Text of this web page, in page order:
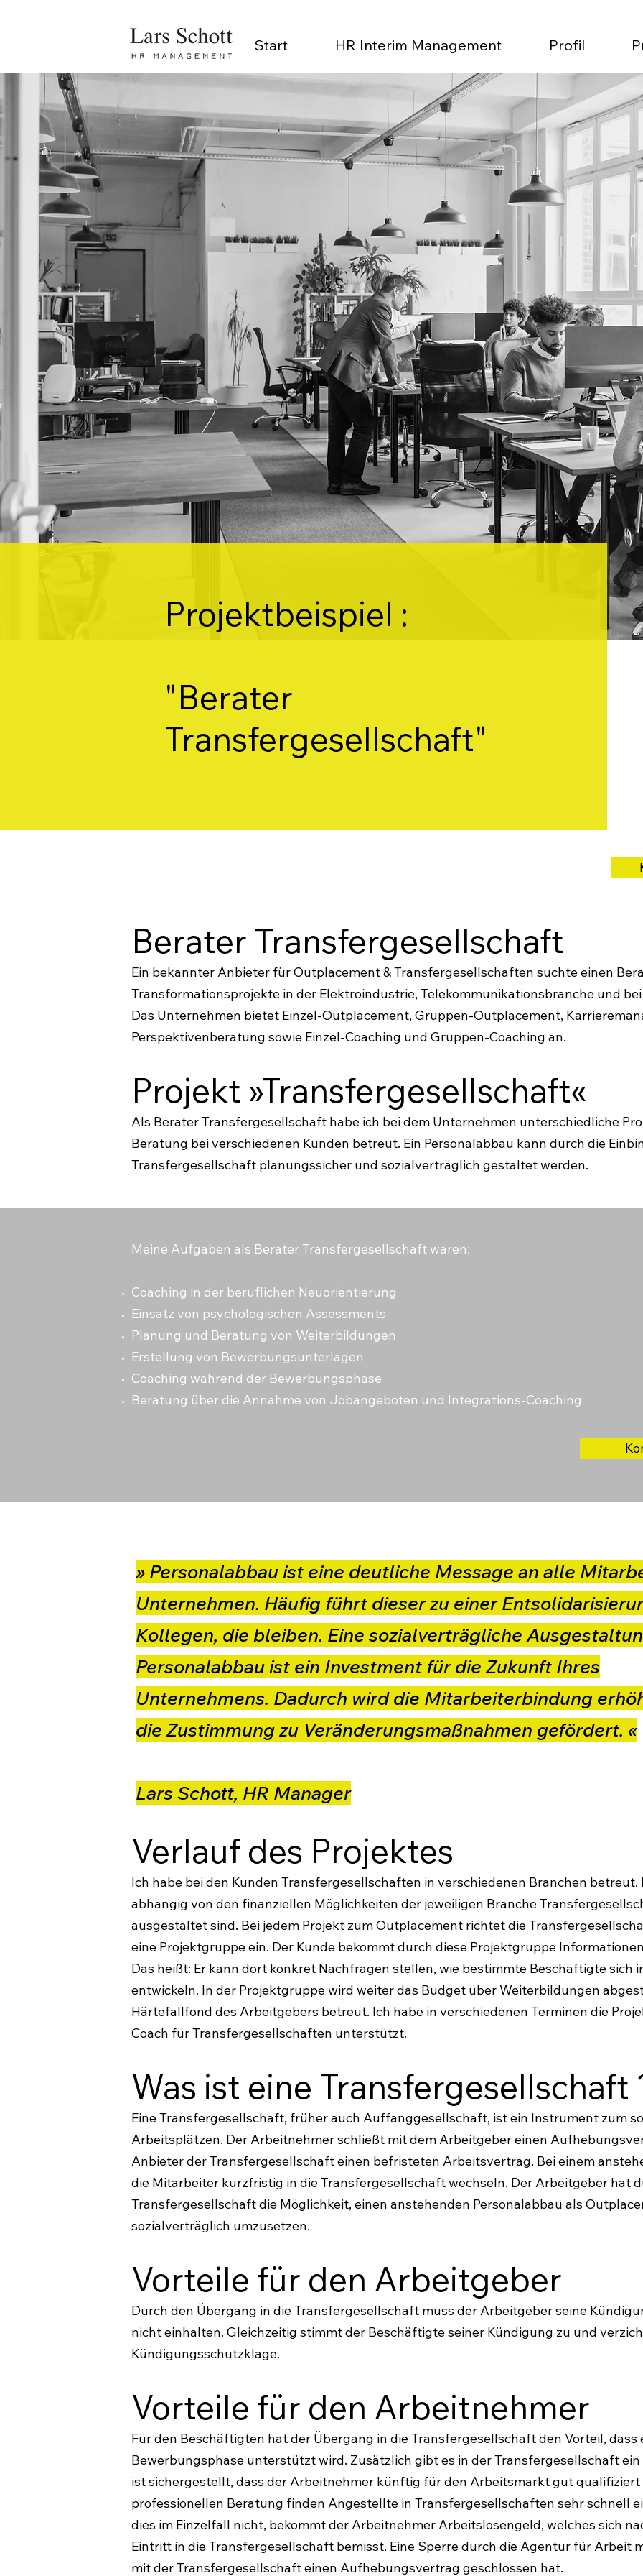
Start HR Interim Management Profil
Projektbeispiel :
"Berater
Transfergesellschaft"
Berater Transfergesellschaft
Ein bekannter Anbieter für Outplacement & Transfergesellschaften suchte einen
Transformationsprojekte in der Elektroindustrie, Telekommunikationsbranche und
Das Unternehmen bietet Einzel-Outplacement, Gruppen-Outplacement,
Perspektivenberatung sowie Einzel-Coaching und Gruppen-Coaching an.
Projekt »Transfergesellschaft«
Als Berater Transfergesellschaft habe ich bei dem Unternehmen unterschiedliche
Beratung bei verschiedenen Kunden betreut. Ein Personalabbau kann durch die
Transfergesellschaft planungssicher und sozialverträglich gestaltet werden.
Meine Aufgaben als Berater Transfergesellschaft waren:
Coaching in der beruflichen Neuorientierung
Einsatz von psychologischen Assessments
Planung und Beratung von Weiterbildungen
Erstellung von Bewerbungsunterlagen
Coaching während der Bewerbungsphase
Beratung über die Annahme von Jobangeboten und Integrations-Coaching
» Personalabbau ist eine deutliche Message an alle
Unternehmen. Häufig führt dieser zu einer
Kollegen, die bleiben. Eine sozialverträgliche
Personalabbau ist ein Investment für die Zukunft Ihres
Unternehmens. Dadurch wird die Mitarbeiterbindung
die Zustimmung zu Veränderungsmaßnahmen gefördert. «
Lars Schott, HR Manager
Verlauf des Projektes
Ich habe bei den Kunden Transfergesellschaften in verschiedenen Branchen betreut.
abhängig von den finanziellen Möglichkeiten der jeweiligen Branche
ausgestaltet sind. Bei jedem Projekt zum Outplacement richtet die
eine Projektgruppe ein. Der Kunde bekommt durch diese Projektgruppe
Das heißt: Er kann dort konkret Nachfragen stellen, wie bestimmte Beschäftigte sich
entwickeln. In der Projektgruppe wird weiter das Budget über Weiterbildungen
Härtefallfond des Arbeitgebers betreut. Ich habe in verschiedenen Terminen die
Coach für Transfergesellschaften unterstützt.
Was ist eine Transfergesellschaft
Eine Transfergesellschaft, früher auch Auffanggesellschaft, ist ein Instrument zum
Arbeitsplätzen. Der Arbeitnehmer schließt mit dem Arbeitgeber einen
Anbieter der Transfergesellschaft einen befristeten Arbeitsvertrag. Bei einem
die Mitarbeiter kurzfristig in die Transfergesellschaft wechseln. Der Arbeitgeber hat
Transfergesellschaft die Möglichkeit, einen anstehenden Personalabbau als
sozialverträglich umzusetzen.
Vorteile für den Arbeitgeber
Durch den Übergang in die Transfergesellschaft muss der Arbeitgeber seine
nicht einhalten. Gleichzeitig stimmt der Beschäftigte seiner Kündigung zu und
Kündigungsschutzklage.
Vorteile für den Arbeitnehmer
Für den Beschäftigten hat der Übergang in die Transfergesellschaft den Vorteil, dass
Bewerbungsphase unterstützt wird. Zusätzlich gibt es in der Transfergesellschaft
ist sichergestellt, dass der Arbeitnehmer künftig für den Arbeitsmarkt gut
professionellen Beratung finden Angestellte in Transfergesellschaften sehr schnell
dies im Einzelfall nicht, bekommt der Arbeitnehmer Arbeitslosengeld, welches sich
Eintritt in die Transfergesellschaft bemisst. Eine Sperre durch die Agentur für Arbeit
mit der Transfergesellschaft einen Aufhebungsvertrag geschlossen hat.